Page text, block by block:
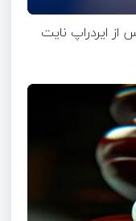
ایردراپ نایت‌